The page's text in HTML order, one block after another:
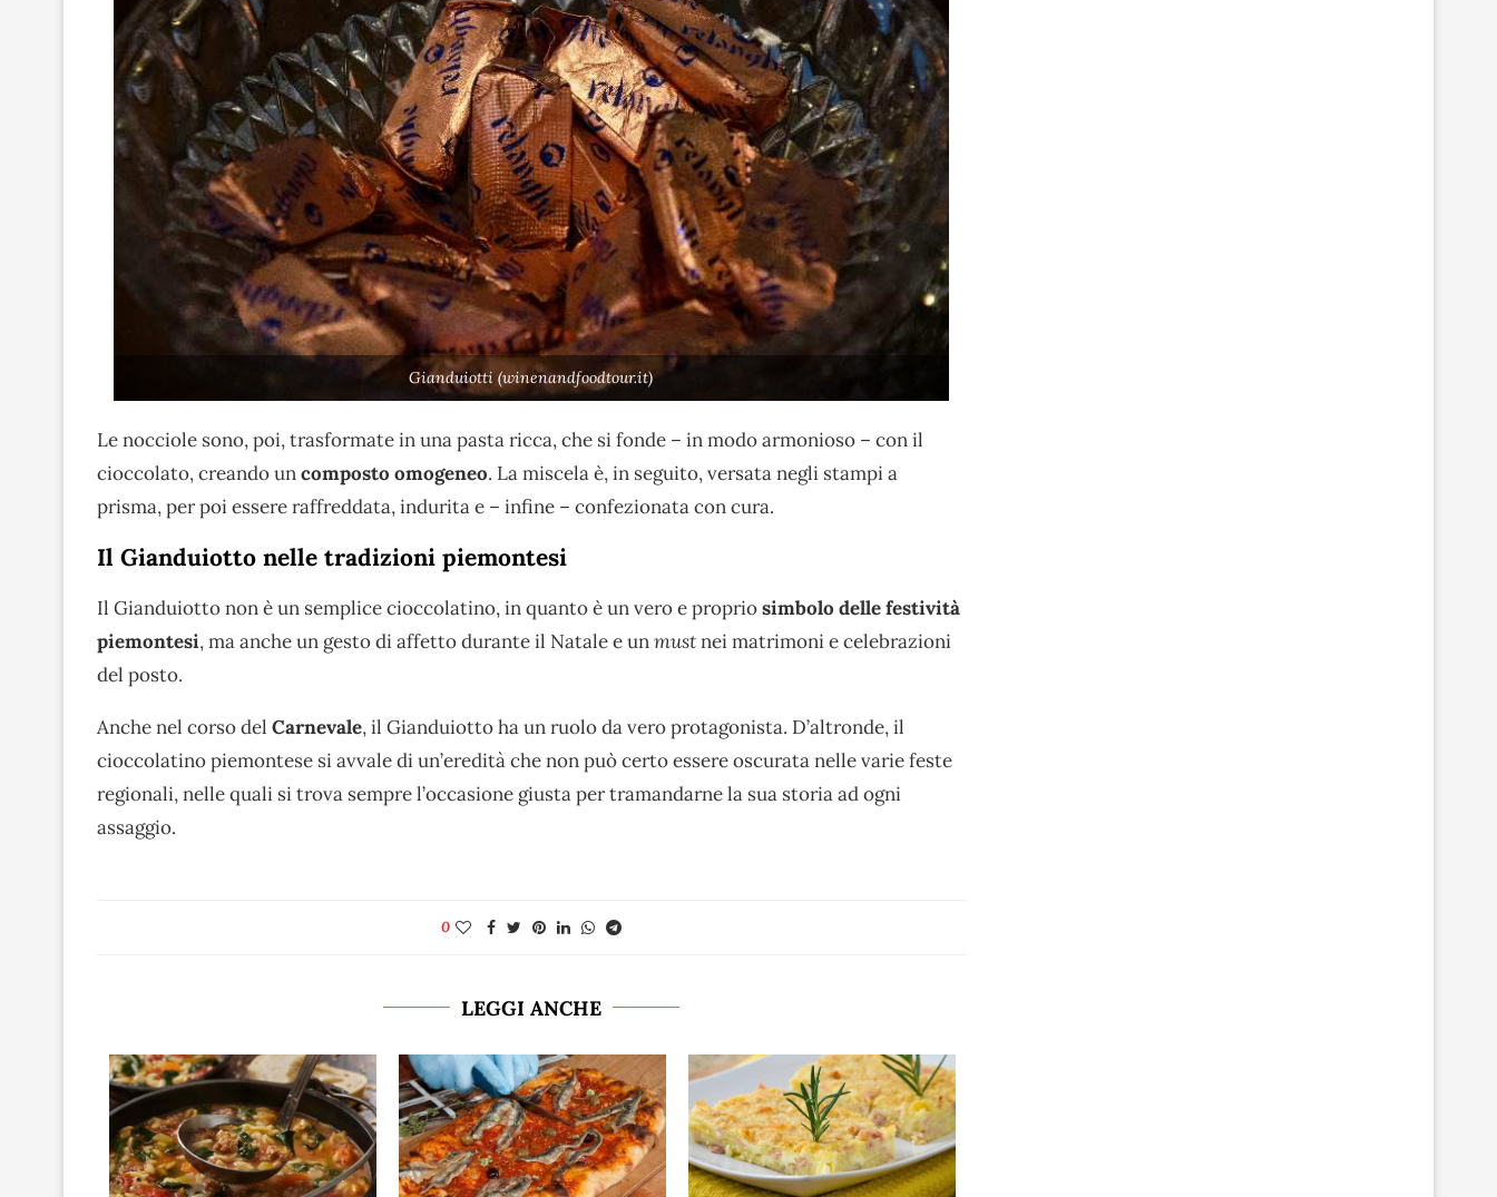
Gianduiotti (winenandfoodtour.it)
Le nocciole sono, poi, trasformate in una pasta ricca, che si fonde – in modo armonioso – con il
cioccolato, creando uncomposto omogeneo. La miscela è, in seguito, versata negli stampi a
prisma, per poi essere raffreddata, indurita e – infine – confezionata con cura.
Il Gianduiotto nelle tradizioni piemontesi
Il Gianduiotto non è un semplice cioccolatino, in quanto è un vero e propriosimbolo delle festività
piemontesi, ma anche un gesto di affetto durante il Natale e unmustnei matrimoni e celebrazioni
del posto.
Anche nel corso del Carnevale, il Gianduiotto ha un ruolo da vero protagonista. D’altronde, il
cioccolatino piemontese si avvale di un’eredità che non può certo essere oscurata nelle varie feste
regionali, nelle quali si trova sempre l’occasione giusta per tramandarne la sua storia ad ogni
assaggio.
0
LEGGI ANCHE